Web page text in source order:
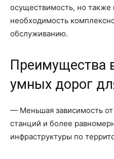
осуществимость, но также
необходимость
обслуживанию.
Преимущества
умных дорог
— Меньшая зависимость
станций и более
инфраструктуры по